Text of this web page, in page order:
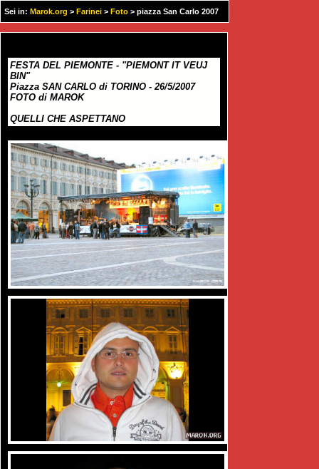
Sei in: Marok.org > Farinei > Foto > piazza San Carlo 2007
FESTA DEL PIEMONTE - "PIEMONT IT VEUJ
BIN"
Piazza SAN CARLO di TORINO - 26/5/2007
FOTO di MAROK
QUELLI CHE ASPETTANO